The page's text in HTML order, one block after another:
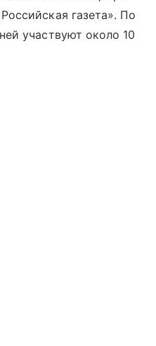
газета». По
участвуют около 10